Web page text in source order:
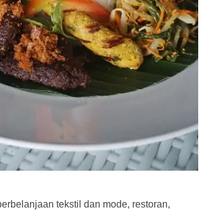
tekstil dan mode, restoran,